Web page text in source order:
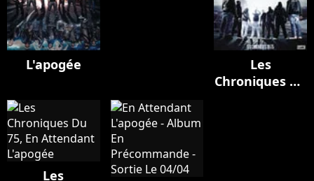
L'apogée
Les
Chroniques Du
Les